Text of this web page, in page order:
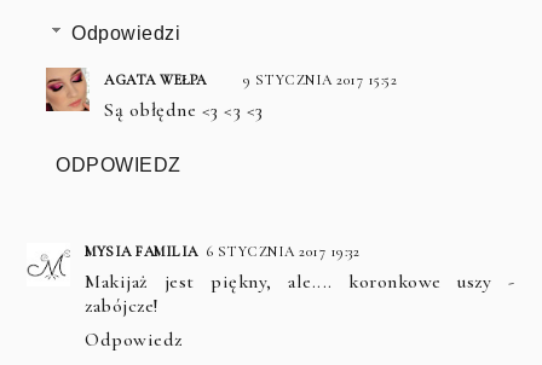
Odpowiedzi
AGATA WEŁPA 9 STYCZNIA 2017 15:52
Są obłędne <3 <3 <3
ODPOWIEDZ
MYSIA FAMILIA 6 STYCZNIA 2017 19:32
Makijaż jest piękny, ale.... koronkowe uszy -
zabójcze!
Odpowiedz